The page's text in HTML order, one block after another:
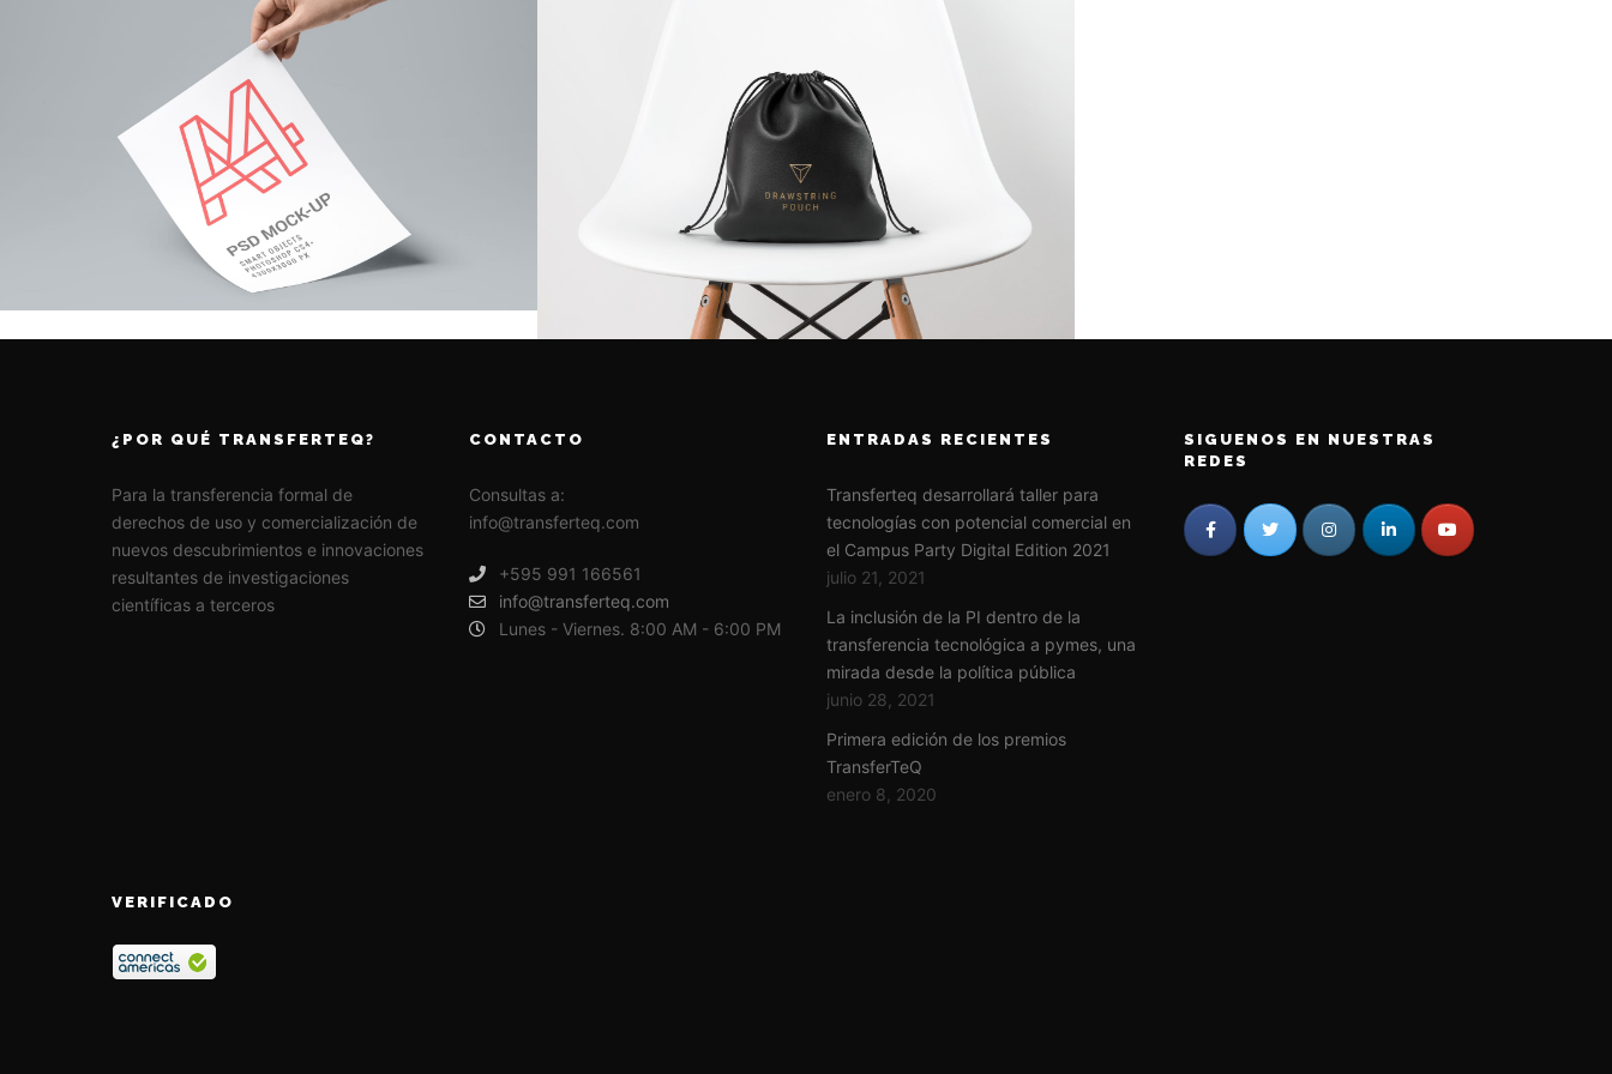
¿POR QUÉ TRANSFERTEQ?
Para la transferencia formal de
derechos de uso y comercialización de
nuevos descubrimientos e innovaciones
resultantes de investigaciones
científicas a terceros
CONTACTO
Consultas a:
info@transferteq.com
+595 991 166561
info@transferteq.com
Lunes - Viernes. 8:00 AM - 6:00 PM
ENTRADAS RECIENTES
Transferteq desarrollará taller para
tecnologías con potencial comercial en
el Campus Party Digital Edition 2021
julio 21, 2021
La inclusión de la PI dentro de la
transferencia tecnológica a pymes, una
mirada desde la política pública
junio 28, 2021
Primera edición de los premios
TransferTeQ
enero 8, 2020
SIGUENOS EN NUESTRAS
REDES
VERIFICADO